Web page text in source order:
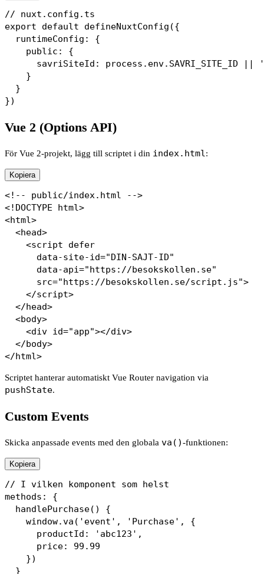
// nuxt.config.ts
export default defineNuxtConfig({
  runtimeConfig: {
    public: {
savriSiteId: process.env.SAVRI_SITE_ID ||
    }
  }
Vue 2 (Options API)
För Vue 2-projekt, lägg till scriptet i din index.html:
Kopiera
<!-- public/index.html -->
<!DOCTYPE html>
<html>
  <head>
    <script defer
      data-site-id="DIN-SAJT-ID"
      data-api="https://besokskollen.se"
      src="https://besokskollen.se/script.js">
    </script>
  </head>
  <body>
    <div id="app"></div>
  </body>
Scriptet hanterar automatiskt Vue Router navigation via
pushState.
Custom Events
Skicka anpassade events med den globala va()-funktionen:
Kopiera
// I vilken komponent som helst
methods: {
  handlePurchase() {
    window.va('event', 'Purchase', {
      productId: 'abc123',
      price: 99.99
    })
  }